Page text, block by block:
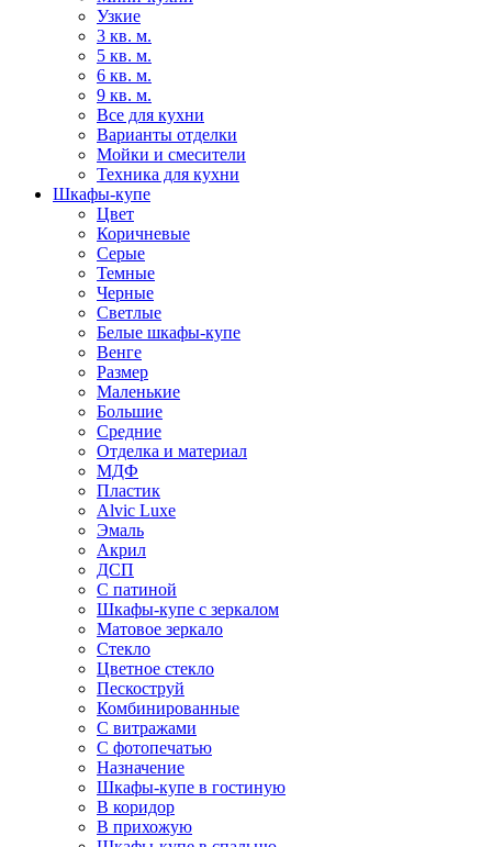
Узкие
3 кв. м.
5 кв. м.
6 кв. м.
9 кв. м.
Все для кухни
Варианты отделки
Мойки и смесители
Техника для кухни
Шкафы-купе
Цвет
Коричневые
Серые
Темные
Черные
Светлые
Белые шкафы-купе
Венге
Размер
Маленькие
Большие
Средние
Отделка и материал
МДФ
Пластик
Alvic Luxe
Эмаль
Акрил
ДСП
С патиной
Шкафы-купе с зеркалом
Матовое зеркало
Стекло
Цветное стекло
Пескоструй
Комбинированные
С витражами
С фотопечатью
Назначение
Шкафы-купе в гостиную
В коридор
В прихожую